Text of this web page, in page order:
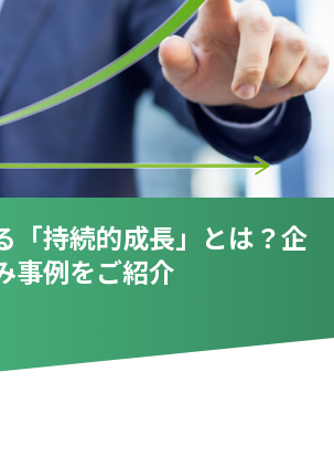
「持続的成長」とは？企
事例をご紹介